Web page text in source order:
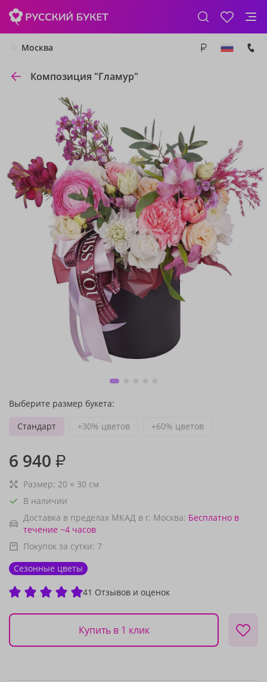
Москва
Композиция "Гламур"
Выберите размер букета:
Стандарт
+30% цветов +60% цветов
6 940 ₽
Размер: 20 × 30 см
В наличии
Доставка в пределах МКАД в г. Москва: Бесплатно в
течение ~4 часов
Покупок за сутки: 7
Сезонные цветы
41 Отзывов и оценок
Купить в 1 клик